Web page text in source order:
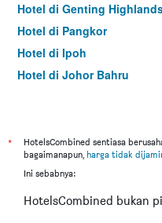
Hotel di Genting
Hotel di Pangkor
Hotel di Ipoh
Hotel di Johor Bahru
Hotel di Kuching
Hotel di Tokyo
Hotel di Bangkok
*
HotelsCombined sentiasa
bagaimanapun, harga tidak
Ini sebabnya:
HotelsCombined bukan